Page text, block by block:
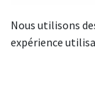
Banc
Nous utilisons
expérience